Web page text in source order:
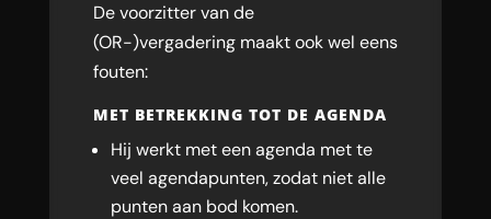
De voorzitter van de
(OR-)vergadering maakt ook wel eens
fouten:
MET BETREKKING TOT DE AGENDA
Hij werkt met een agenda met te
veel agendapunten, zodat niet alle
punten aan bod komen.